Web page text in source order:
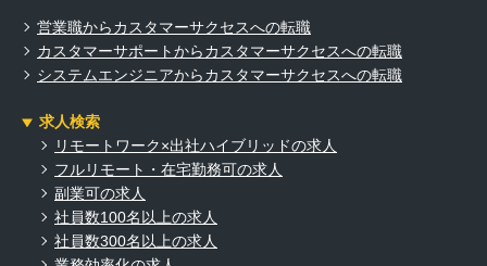
営業職からカスタマーサクセスへの転職
カスタマーサポートからカスタマーサクセスへの転職
システムエンジニアからカスタマーサクセスへの転職
求人検索
リモートワーク×出社ハイブリッドの求人
フルリモート・在宅勤務可の求人
副業可の求人
社員数100名以上の求人
社員数300名以上の求人